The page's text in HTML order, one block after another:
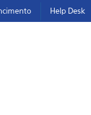
Help Desk